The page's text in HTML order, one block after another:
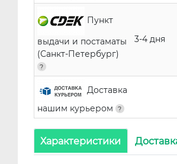
Пункт
выдачи и постаматы
(Санкт-Петербург)
3-4 дня
Доставка
нашим курьером
Характеристики